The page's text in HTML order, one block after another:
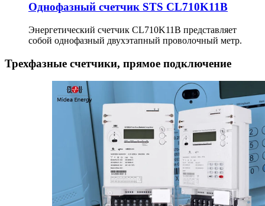
Однофазный счетчик STS CL710K11B
Энергетический счетчик CL710K11B представляет
собой однофазный двухэтапный проволочный метр.
Трехфазные счетчики, прямое подключение